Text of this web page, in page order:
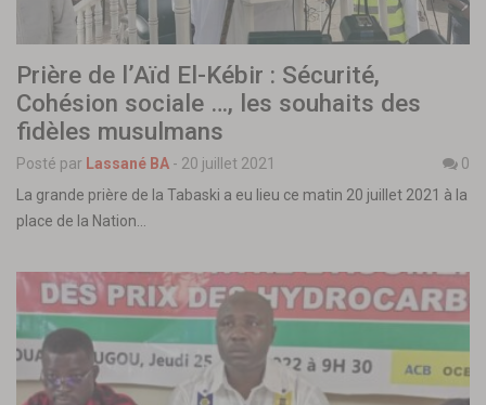
Prière de l’Aïd El-Kébir : Sécurité,
Cohésion sociale …, les souhaits des
fidèles musulmans
Posté par Lassané BA - 20 juillet 2021
0
La grande prière de la Tabaski a eu lieu ce matin 20 juillet 2021 à la
place de la Nation…